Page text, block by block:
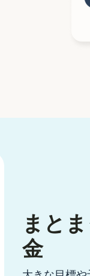
まと
金